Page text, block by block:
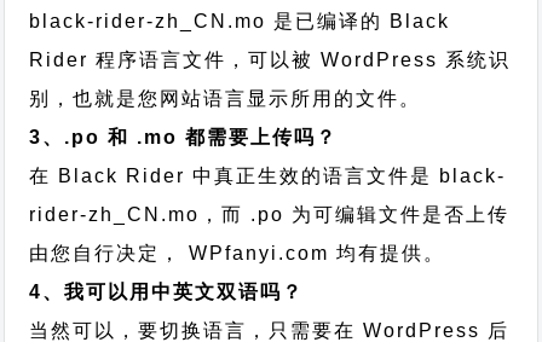
black-rider-zh_CN.mo 是已编译的 Black
Rider 程序语言文件，可以被 WordPress 系统识
别，也就是您网站语言显示所用的文件。
3、.po 和 .mo 都需要上传吗？
在 Black Rider 中真正生效的语言文件是 black-
rider-zh_CN.mo，而 .po 为可编辑文件是否上传
由您自行决定， WPfanyi.com 均有提供。
4、我可以用中英文双语吗？
当然可以，要切换语言，只需要在 WordPress 后